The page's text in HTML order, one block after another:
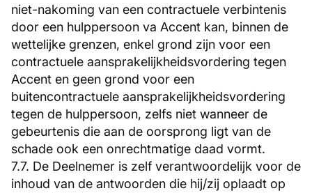
niet-nakoming van een contractuele verbintenis
door een hulppersoon va Accent kan, binnen de
wettelijke grenzen, enkel grond zijn voor een
contractuele aansprakelijkheidsvordering tegen
Accent en geen grond voor een
buitencontractuele aansprakelijkheidsvordering
tegen de hulppersoon, zelfs niet wanneer de
gebeurtenis die aan de oorsprong ligt van de
schade ook een onrechtmatige daad vormt.
7.7. De Deelnemer is zelf verantwoordelijk voor de
inhoud van de antwoorden die hij/zij oplaadt op